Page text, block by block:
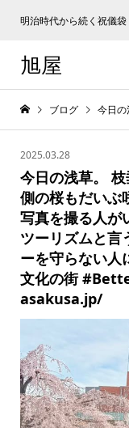
明治時代から続く祝儀袋
旭屋
ブログ 今日の
2025.03.28
今日の浅草。
側の桜もだいぶ
写真を撮る人が
ツーリズムと言
ーを守らない
文化の街
asakusa.jp/